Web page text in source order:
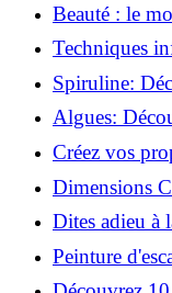
Beauté : le
Techniques
Spiruline:
revitaliser les
Algues:
la santé et la
Créez vos
de la
Dimensions
salle de bains!
Dites adieu à
vie plus
Peinture
tutoriel facile